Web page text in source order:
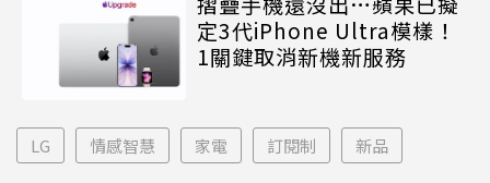
定3代iPhone Ultra模樣！
1關鍵取消新機新服務
LG 情感智慧 家電 訂閱制 新品